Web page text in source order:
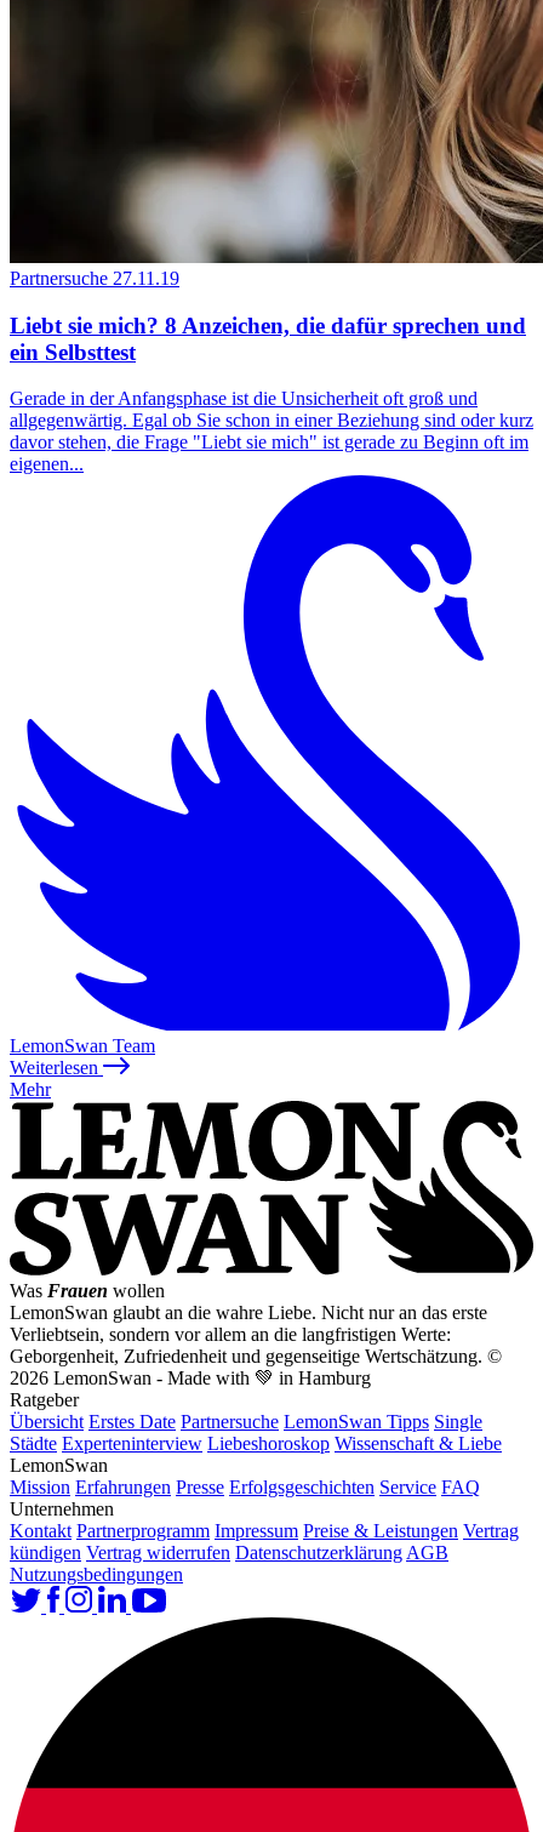
Partnersuche 27.11.19
Liebt sie mich? 8 Anzeichen, die dafür sprechen und
ein Selbsttest
Gerade in der Anfangsphase ist die Unsicherheit oft groß und
allgegenwärtig. Egal ob Sie schon in einer Beziehung sind oder kurz
davor stehen, die Frage "Liebt sie mich" ist gerade zu Beginn oft im
eigenen...
LemonSwan Team
Weiterlesen
Mehr
Was Frauen wollen
LemonSwan glaubt an die wahre Liebe. Nicht nur an das erste
Verliebtsein, sondern vor allem an die langfristigen Werte:
Geborgenheit, Zufriedenheit und gegenseitige Wertschätzung. ©
2026 LemonSwan - Made with 💚 in Hamburg
Ratgeber
Übersicht Erstes Date Partnersuche LemonSwan Tipps Single
Städte Experteninterview Liebeshoroskop Wissenschaft & Liebe
LemonSwan
Mission Erfahrungen Presse Erfolgsgeschichten Service FAQ
Unternehmen
Kontakt Partnerprogramm Impressum Preise & Leistungen Vertrag
kündigen Vertrag widerrufen Datenschutzerklärung AGB
Nutzungsbedingungen